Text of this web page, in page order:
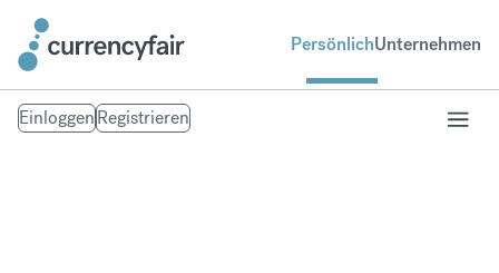
PersönlichUnternehmen
EinloggenRegistrieren